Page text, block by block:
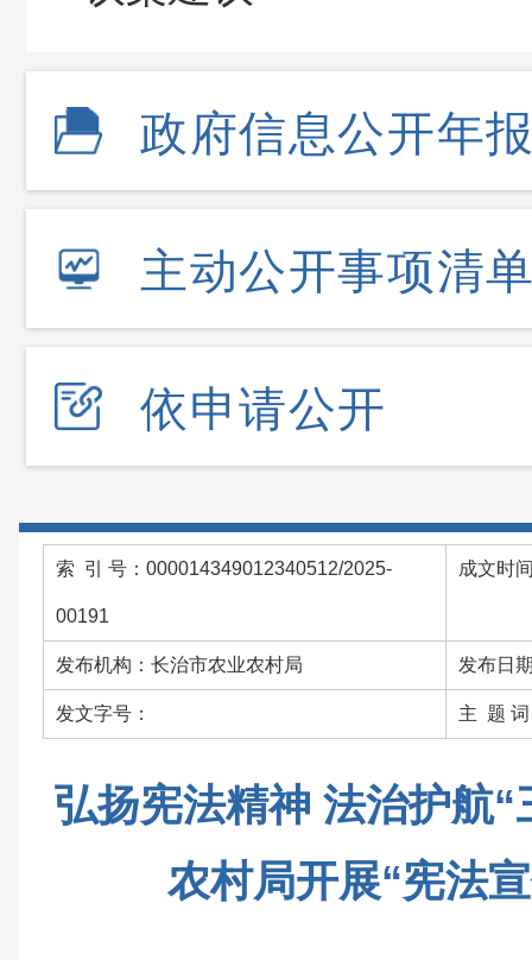
政府信息公开年
主动公开事项清
依申请公开
索 引 号：000014349012340512/2025-
00191
成文时
发布机构：长治市农业农村局 发布日
发文字号： 主 题 词
弘扬宪法精神 法治护航
农村局开展“宪法